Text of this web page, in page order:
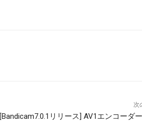
次
[Bandicam7.0.1リリース] AV1エンコーダ